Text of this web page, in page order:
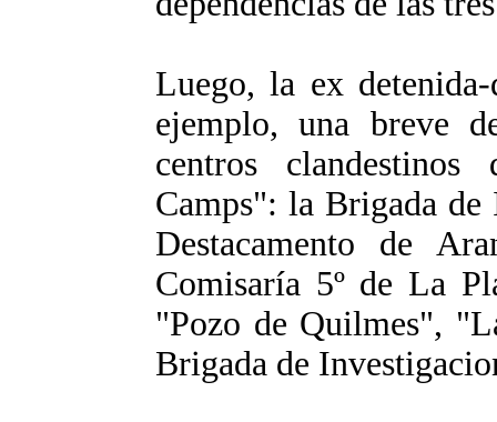
Luego, la ex
ejemplo, una breve
centros
Camps": la Brigada de
Destacamento de
Comisaría 5º de La
"Pozo de Quilmes",
Brigada de